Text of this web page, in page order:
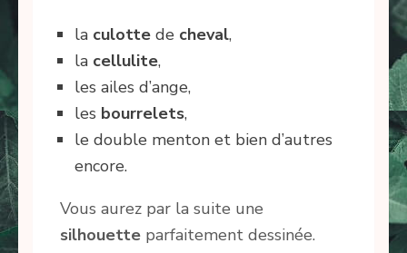
la culotte de cheval,
la cellulite,
les ailes d’ange,
les bourrelets,
le double menton et bien d’autres
encore.
Vous aurez par la suite une
silhouette parfaitement dessinée.